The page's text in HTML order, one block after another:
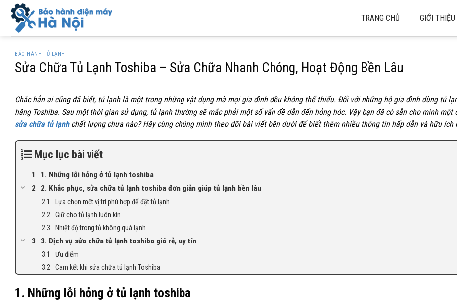
Skip
content
TRANG CHỦ GIỚI THIỆU
BẢO HÀNH TỦ LẠNH
Sửa Chữa Tủ Lạnh Toshiba – Sửa Chữa Nhanh Chóng, Hoạt Động Bền Lâu
Chắc hẳn ai cũng đã biết, tủ lạnh là một trong những vật dụng mà mọi gia đình đều không thể thiếu. Đối với những hộ gia đình dùng tủ
hãng Toshiba. Sau một thời gian sử dụng, tủ lạnh thường sẽ mắc phải một số vấn đề dẫn đến hỏng hóc. Vậy bạn đã có sẵn cho mình một
sửa chữa tủ lạnh chất lượng chưa nào? Hãy cùng chúng mình theo dõi bài viết bên dưới để biết thêm nhiều thông tin hấp dẫn và hữu ích
Mục lục bài viết
1. Những lỗi hỏng ở tủ lạnh toshiba
2. Khắc phục, sửa chữa tủ lạnh toshiba đơn giản giúp tủ lạnh bền lâu
Lựa chọn một vị trí phù hợp để đặt tủ lạnh
Giữ cho tủ lạnh luôn kín
Nhiệt độ trong tủ không quá lạnh
3. Dịch vụ sửa chữa tủ lạnh toshiba giá rẻ, uy tín
Ưu điểm
Cam kết khi sửa chữa tủ lạnh Toshiba
1. Những lỗi hỏng ở tủ lạnh toshiba